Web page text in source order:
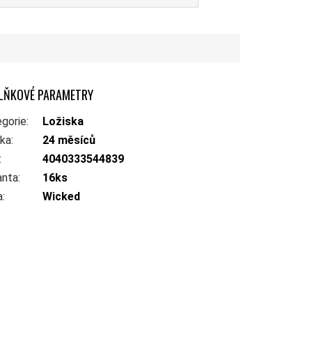
PARAMETRY
:
Ložiska
:
24 měsíců
:
4040333544839
:
16ks
: Wicked